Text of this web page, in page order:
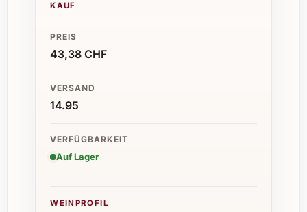
KAUF
PREIS
43,38 CHF
VERSAND
14.95
VERFÜGBARKEIT
Auf Lager
WEINPROFIL